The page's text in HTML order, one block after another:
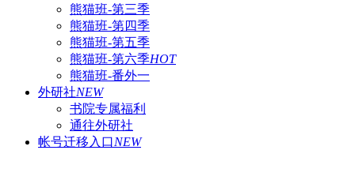
熊猫班-第三季
熊猫班-第四季
熊猫班-第五季
熊猫班-第六季HOT
熊猫班-番外一
外研社NEW
书院专属福利
通往外研社
帐号迁移入口NEW